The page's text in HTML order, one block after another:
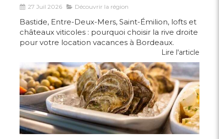
27 Juil 2026 Découvrir la région
Bastide, Entre-Deux-Mers, Saint-Émilion, lofts et
châteaux viticoles : pourquoi choisir la rive droite
pour votre location vacances à Bordeaux.
Lire l'article